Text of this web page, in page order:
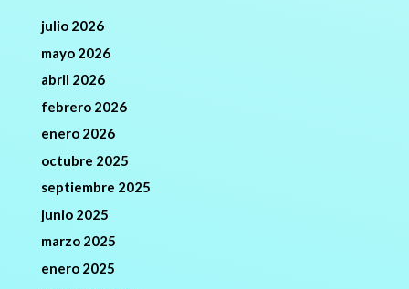
julio 2026
mayo 2026
abril 2026
febrero 2026
enero 2026
octubre 2025
septiembre 2025
junio 2025
marzo 2025
enero 2025